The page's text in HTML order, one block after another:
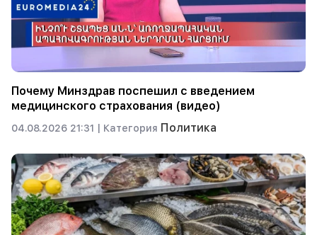
Почему Минздрав поспешил с введением
медицинского страхования (видео)
04.08.2026 21:31 | Категория Политика